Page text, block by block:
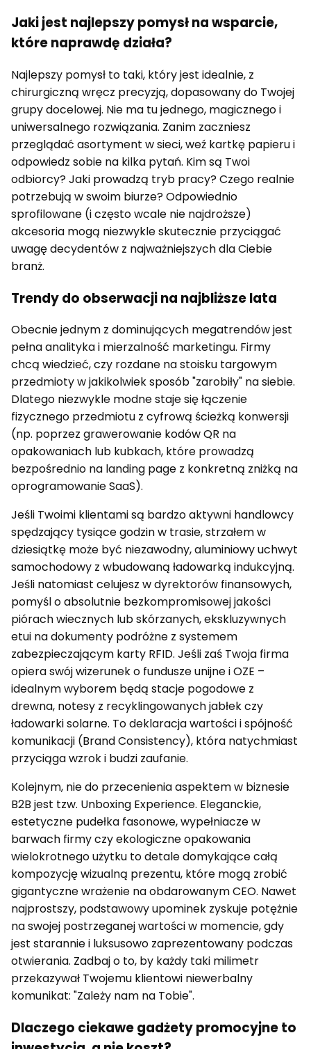
Jaki jest najlepszy pomysł na wsparcie,
które naprawdę działa?
Najlepszy pomysł to taki, który jest idealnie, z
chirurgiczną wręcz precyzją, dopasowany do Twojej
grupy docelowej. Nie ma tu jednego, magicznego i
uniwersalnego rozwiązania. Zanim zaczniesz
przeglądać asortyment w sieci, weź kartkę papieru i
odpowiedz sobie na kilka pytań. Kim są Twoi
odbiorcy? Jaki prowadzą tryb pracy? Czego realnie
potrzebują w swoim biurze? Odpowiednio
sprofilowane (i często wcale nie najdroższe)
akcesoria mogą niezwykle skutecznie przyciągać
uwagę decydentów z najważniejszych dla Ciebie
branż.
Trendy do obserwacji na najbliższe lata
Obecnie jednym z dominujących megatrendów jest
pełna analityka i mierzalność marketingu. Firmy
chcą wiedzieć, czy rozdane na stoisku targowym
przedmioty w jakikolwiek sposób "zarobiły" na siebie.
Dlatego niezwykle modne staje się łączenie
fizycznego przedmiotu z cyfrową ścieżką konwersji
(np. poprzez grawerowanie kodów QR na
opakowaniach lub kubkach, które prowadzą
bezpośrednio na landing page z konkretną zniżką na
oprogramowanie SaaS).
Jeśli Twoimi klientami są bardzo aktywni handlowcy
spędzający tysiące godzin w trasie, strzałem w
dziesiątkę może być niezawodny, aluminiowy uchwyt
samochodowy z wbudowaną ładowarką indukcyjną.
Jeśli natomiast celujesz w dyrektorów finansowych,
pomyśl o absolutnie bezkompromisowej jakości
piórach wiecznych lub skórzanych, ekskluzywnych
etui na dokumenty podróżne z systemem
zabezpieczającym karty RFID. Jeśli zaś Twoja firma
opiera swój wizerunek o fundusze unijne i OZE –
idealnym wyborem będą stacje pogodowe z
drewna, notesy z recyklingowanych jabłek czy
ładowarki solarne. To deklaracja wartości i spójność
komunikacji (Brand Consistency), która natychmiast
przyciąga wzrok i budzi zaufanie.
Kolejnym, nie do przecenienia aspektem w biznesie
B2B jest tzw. Unboxing Experience. Eleganckie,
estetyczne pudełka fasonowe, wypełniacze w
barwach firmy czy ekologiczne opakowania
wielokrotnego użytku to detale domykające całą
kompozycję wizualną prezentu, które mogą zrobić
gigantyczne wrażenie na obdarowanym CEO. Nawet
najprostszy, podstawowy upominek zyskuje potężnie
na swojej postrzeganej wartości w momencie, gdy
jest starannie i luksusowo zaprezentowany podczas
otwierania. Zadbaj o to, by każdy taki milimetr
przekazywał Twojemu klientowi niewerbalny
komunikat: "Zależy nam na Tobie".
Dlaczego ciekawe gadżety promocyjne to